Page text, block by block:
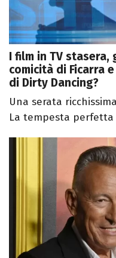
I film in TV
comicità di Ficarra
di Dirty Dancing?
Una serata
La tempesta perfetta